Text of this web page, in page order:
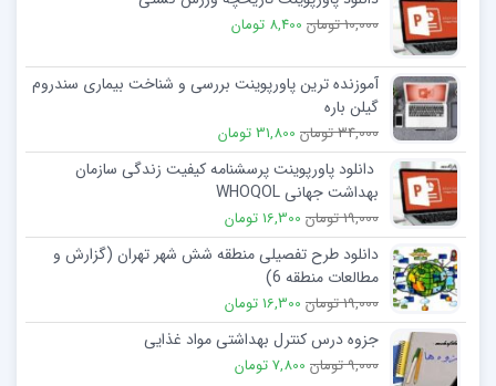
10,000 تومان 8,400 تومان
آموزنده ترین پاورپوینت بررسی و شناخت بیماری سندروم
گیلن باره
34,000 تومان 31,800 تومان
دانلود پاورپوینت پرسشنامه کیفیت زندگی سازمان
بهداشت جهانی WHOQOL
19,000 تومان 16,300 تومان
دانلود طرح تفصیلی منطقه شش شهر تهران (گزارش و
مطالعات منطقه 6)
19,000 تومان 16,300 تومان
جزوه درس کنترل بهداشتی مواد غذايی
9,000 تومان 7,800 تومان